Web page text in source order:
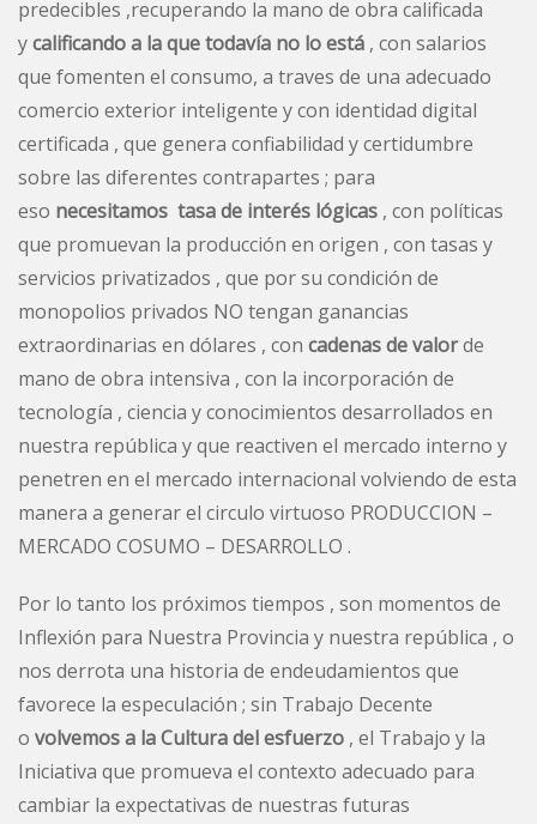
predecibles ,recuperando la mano de obra calificada
ycalificando a la que todavía no lo está , con salarios
que fomenten el consumo, a traves de una adecuado
comercio exterior inteligente y con identidad digital
certificada , que genera confiabilidad y certidumbre
sobre las diferentes contrapartes ; para
eso necesitamos tasa de interés lógicas , con políticas
que promuevan la producción en origen , con tasas y
servicios privatizados , que por su condición de
monopolios privados NO tengan ganancias
extraordinarias en dólares , con cadenas de valorde
mano de obra intensiva , con la incorporación de
tecnología , ciencia y conocimientos desarrollados en
nuestra república y que reactiven el mercado interno y
penetren en el mercado internacional volviendo de esta
manera a generar el circulo virtuoso PRODUCCION –
MERCADO COSUMO – DESARROLLO .
Por lo tanto los próximos tiempos , son momentos de
Inflexión para Nuestra Provincia y nuestra república , o
nos derrota una historia de endeudamientos que
favorece la especulación ; sin Trabajo Decente
o volvemos a la Cultura del esfuerzo , el Trabajo y la
Iniciativa que promueva el contexto adecuado para
cambiar la expectativas de nuestras futuras